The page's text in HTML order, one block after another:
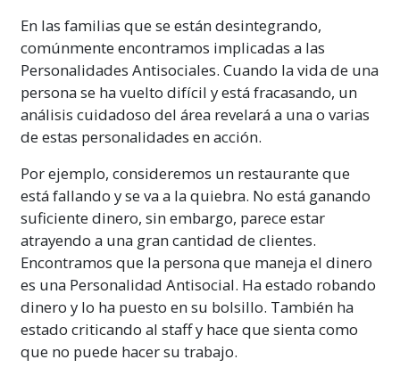
En las familias que se están desintegrando,
comúnmente encontramos implicadas a las
Personalidades Antisociales. Cuando la vida de una
persona se ha vuelto difícil y está fracasando, un
análisis cuidadoso del área revelará a una o varias
de estas personalidades en acción.
Por ejemplo, consideremos un restaurante que
está fallando y se va a la quiebra. No está ganando
suficiente dinero, sin embargo, parece estar
atrayendo a una gran cantidad de clientes.
Encontramos que la persona que maneja el dinero
es una Personalidad Antisocial. Ha estado robando
dinero y lo ha puesto en su bolsillo. También ha
estado criticando al staff y hace que sienta como
que no puede hacer su trabajo.